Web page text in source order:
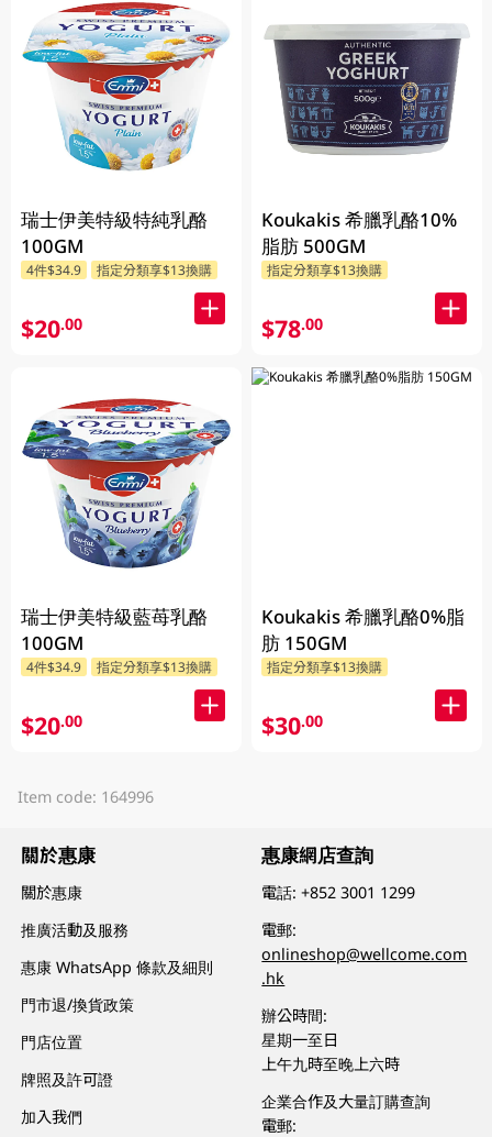
瑞士伊美特級特純乳酪
100GM
4件$34.9 指定分類享$13換購
$20.00
瑞士伊美特級藍苺乳酪
100GM
4件$34.9 指定分類享$13換購
$20.00
Koukakis 希臘乳酪10%
脂肪 500GM
指定分類享$13換購
$78.00
Koukakis 希臘乳酪0%脂
肪 150GM
指定分類享$13換購
$30.00
Item code: 164996
關於惠康
關於惠康
推廣活動及服務
惠康 WhatsApp 條款及細則
門市退/換貨政策
門店位置
牌照及許可證
加入我們
惠康網店查詢
電話:+852 3001 1299
電郵:
onlineshop@wellcome.com
.hk
辦公時間:
星期一至日
上午九時至晚上六時
企業合作及大量訂購查詢
電郵: